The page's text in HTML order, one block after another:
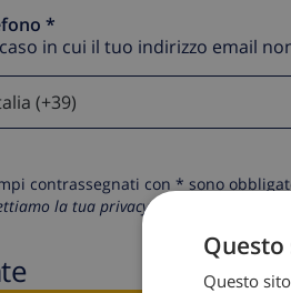
*
in cui il tuo indirizzo email
contrassegnati con * sono
la tua privacy. I tuoi dati
Questo